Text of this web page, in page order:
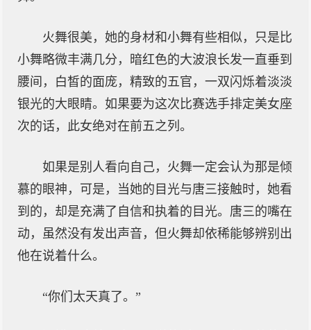
火舞很美，她的身材和小舞有些相似，只是比
小舞略微丰满几分，暗红色的大波浪长发一直垂到
腰间，白皙的面庞，精致的五官，一双闪烁着淡淡
银光的大眼睛。如果要为这次比赛选手排定美女座
次的话，此女绝对在前五之列。
如果是别人看向自己，火舞一定会认为那是倾
慕的眼神，可是，当她的目光与唐三接触时，她看
到的，却是充满了自信和执着的目光。唐三的嘴在
动，虽然没有发出声音，但火舞却依稀能够辨别出
他在说着什么。
“你们太天真了。”